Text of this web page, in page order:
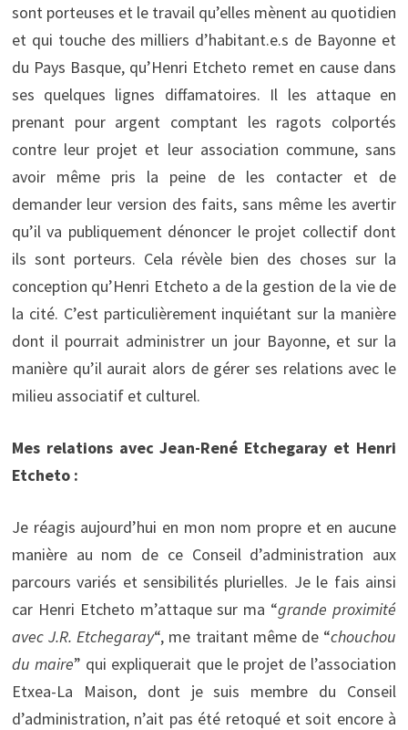
sont porteuses et le travail qu’elles mènent au quotidien
et qui touche des milliers d’habitant.e.s de Bayonne et
du Pays Basque, qu’Henri Etcheto remet en cause dans
ses quelques lignes diffamatoires. Il les attaque en
prenant pour argent comptant les ragots colportés
contre leur projet et leur association commune, sans
avoir même pris la peine de les contacter et de
demander leur version des faits, sans même les avertir
qu’il va publiquement dénoncer le projet collectif dont
ils sont porteurs. Cela révèle bien des choses sur la
conception qu’Henri Etcheto a de la gestion de la vie de
la cité. C’est particulièrement inquiétant sur la manière
dont il pourrait administrer un jour Bayonne, et sur la
manière qu’il aurait alors de gérer ses relations avec le
milieu associatif et culturel.
Mes relations avec Jean-René Etchegaray et Henri
Etcheto :
Je réagis aujourd’hui en mon nom propre et en aucune
manière au nom de ce Conseil d’administration aux
parcours variés et sensibilités plurielles. Je le fais ainsi
car Henri Etcheto m’attaque sur ma “grande proximité
avec J.R. Etchegaray“, me traitant même de “chouchou
du maire” qui expliquerait que le projet de l’association
Etxea-La Maison, dont je suis membre du Conseil
d’administration, n’ait pas été retoqué et soit encore à